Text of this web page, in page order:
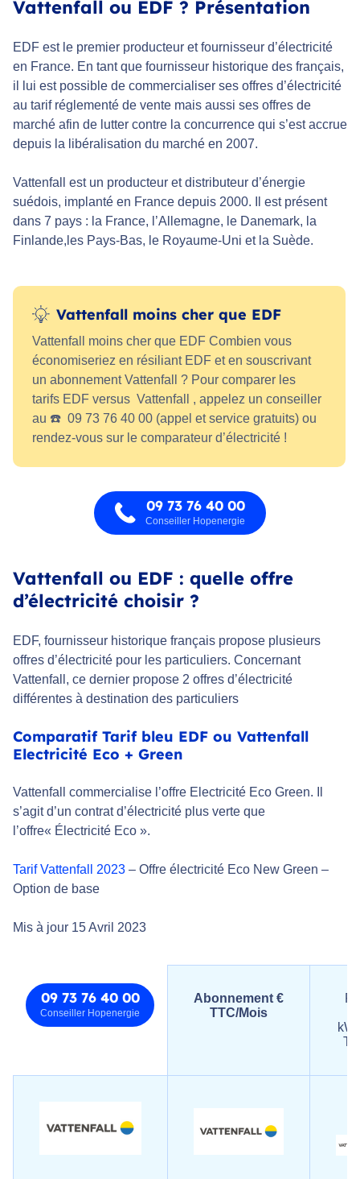
Vattenfall ou EDF ? Présentation
EDF est le premier producteur et fournisseur d’électricité
en France. En tant que fournisseur historique des français,
il lui est possible de commercialiser ses offres d’électricité
au tarif réglementé de vente mais aussi ses offres de
marché afin de lutter contre la concurrence qui s’est accrue
depuis la libéralisation du marché en 2007.
Vattenfall est un producteur et distributeur d’énergie
suédois, implanté en France depuis 2000. Il est présent
dans 7 pays : la France, l’Allemagne, le Danemark, la
Finlande,les Pays-Bas, le Royaume-Uni et la Suède.
Vattenfall moins cher que EDF
Vattenfall moins cher que EDF Combien vous
économiseriez en résiliant EDF et en souscrivant
un abonnement Vattenfall ? Pour comparer les
tarifs EDF versus Vattenfall , appelez un conseiller
au ☎️ 09 73 76 40 00 (appel et service gratuits) ou
rendez-vous sur le comparateur d’électricité !
09 73 76 40 00
Conseiller Hopenergie
Vattenfall ou EDF : quelle offre
d’électricité choisir ?
EDF, fournisseur historique français propose plusieurs
offres d’électricité pour les particuliers. Concernant
Vattenfall, ce dernier propose 2 offres d’électricité
différentes à destination des particuliers
Comparatif Tarif bleu EDF ou Vattenfall
Electricité Eco + Green
Vattenfall commercialise l’offre Electricité Eco Green. Il
s’agit d’un contrat d’électricité plus verte que
l’offre« Électricité Eco ».
Tarif Vattenfall 2023 – Offre électricité Eco New Green –
Option de base
Mis à jour 15 Avril 2023
09 73 76 40 00
Conseiller Hopenergie
Abonnement €
TTC/Mois